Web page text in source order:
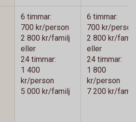
6 timmar:
700 kr/person
2 800 kr/familj
eller
24 timmar:
1 400
kr/person
5 000 kr/familj
6 timmar:
700 kr/person
2 800 kr/familj
eller
24 timmar:
1 800
kr/person
7 200 kr/familj